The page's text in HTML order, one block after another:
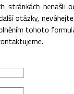
stránkách nenašli
otázky,
tohoto